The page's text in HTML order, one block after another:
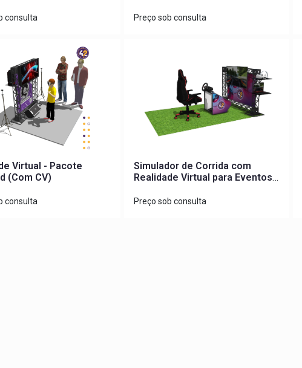
consulta Preço sob consulta
Virtual - Pacote
(Com CV)
consulta
Simulador de Corrida com
Realidade Virtual para Eventos
Preço sob consulta